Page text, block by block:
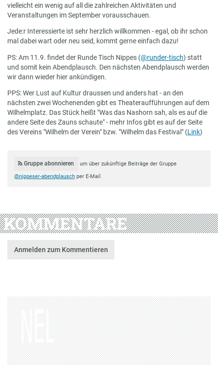
vielleicht ein wenig auf all die zahlreichen Aktivitäten und
Veranstaltungen im September vorausschauen.
Jede:r Interessierte ist sehr herzlich willkommen - egal, ob ihr schon
mal dabei wart oder neu seid, kommt gerne einfach dazu!
PS: Am 11.9. findet der Runde Tisch Nippes (@runder-tisch) statt
und somit kein Abendplausch. Den nächsten Abendplausch werden
wir dann wieder hier ankündigen.
PPS: Wer Lust auf Kultur draussen und anders hat - an den
nächsten zwei Wochenenden gibt es Theateraufführungen auf dem
Wilhelmplatz. Das Stück heißt "Was das Nashorn sah, als es auf die
andere Seite des Zauns schaute" - mehr Infos gibt es auf der Seite
des Vereins "Wilhelm der Verein" bzw. "Wilhelm das Festival" (Link)
Gruppe abonnieren
um über zukünftige Beiträge der Gruppe
@nippeser-abendplauschper E-Mail
KOMMENTARE
Anmelden zum Kommentieren